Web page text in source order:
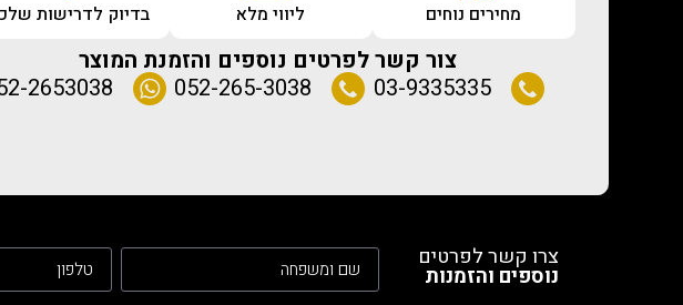
מחירים נוחים ליווי מלא בדיוק לדרישות
צור קשר לפרטים נוספים והזמנת המוצר
03-9335335
052-265-3038
2653038
צרו קשר לפרטים
נוספים והזמנות